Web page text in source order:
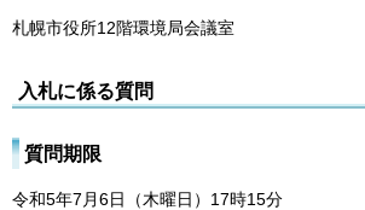
札幌市役所12階環境局会議室
入札に係る質問
質問期限
令和5年7月6日（木曜日）17時15分